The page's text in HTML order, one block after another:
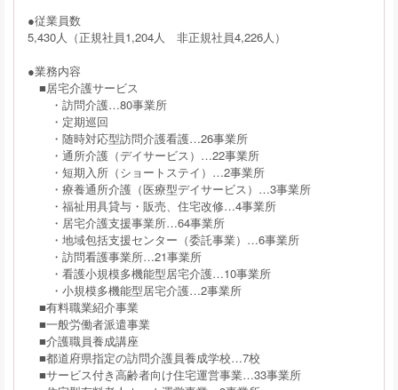
●従業員数
5,430人（正規社員1,204人 非正規社員4,226人）
●業務内容
■居宅介護サービス
・訪問介護…80事業所
・定期巡回
・随時対応型訪問介護看護…26事業所
・通所介護（デイサービス）…22事業所
・短期入所（ショートステイ）…2事業所
・療養通所介護（医療型デイサービス）…3事業所
・福祉用具貸与・販売、住宅改修…4事業所
・居宅介護支援事業所…64事業所
・地域包括支援センター（委託事業）…6事業所
・訪問看護事業所…21事業所
・看護小規模多機能型居宅介護…10事業所
・小規模多機能型居宅介護…2事業所
■有料職業紹介事業
■一般労働者派遣事業
■介護職員養成講座
■都道府県指定の訪問介護員養成学校…7校
■サービス付き高齢者向け住宅運営事業…33事業所